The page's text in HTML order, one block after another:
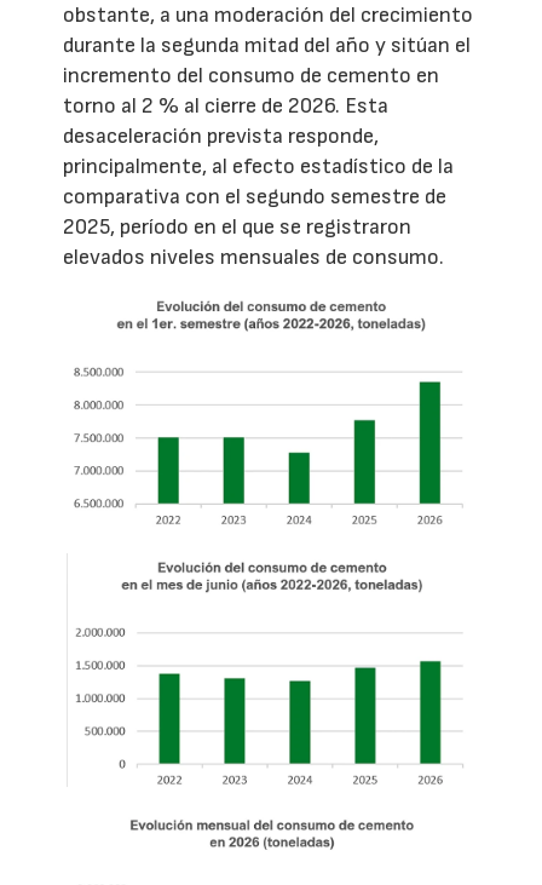
obstante, a una moderación del crecimiento
durante la segunda mitad del año y sitúan el
incremento del consumo de cemento en
torno al 2 % al cierre de 2026. Esta
desaceleración prevista responde,
principalmente, al efecto estadístico de la
comparativa con el segundo semestre de
2025, período en el que se registraron
elevados niveles mensuales de consumo.